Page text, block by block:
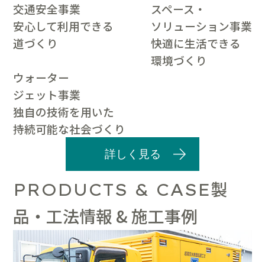
交通安全事業
安心して利用できる
道づくり
スペース・
ソリューション事業
快適に生活できる
環境づくり
ウォーター
ジェット事業
独自の技術を用いた
持続可能な社会づくり
詳しく見る
PRODUCTS & CASE製
品・工法情報 & 施工事例